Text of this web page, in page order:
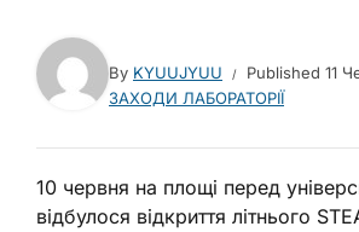
By KYUUJYUU Published 11
ЗАХОДИ ЛАБОРАТОРІЇ
10 червня на площі перед
відбулося відкриття літнього